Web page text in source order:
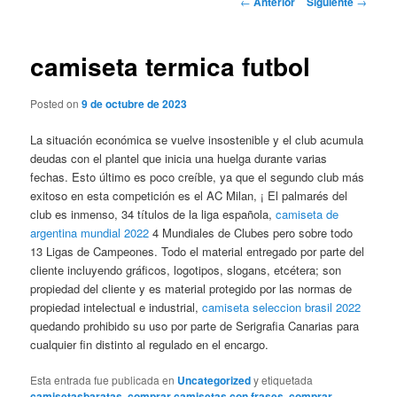
camiseta termica futbol
Posted on9 de octubre de 2023
La situación económica se vuelve insostenible y el club acumula
deudas con el plantel que inicia una huelga durante varias
fechas. Esto último es poco creíble, ya que el segundo club más
exitoso en esta competición es el AC Milan, ¡ El palmarés del
club es inmenso, 34 títulos de la liga española,camiseta de
argentina mundial 2022 4 Mundiales de Clubes pero sobre todo
13 Ligas de Campeones. Todo el material entregado por parte del
cliente incluyendo gráficos, logotipos, slogans, etcétera; son
propiedad del cliente y es material protegido por las normas de
propiedad intelectual e industrial,camiseta seleccion brasil 2022
quedando prohibido su uso por parte de Serigrafia Canarias para
cualquier fin distinto al regulado en el encargo.
Esta entrada fue publicada en Uncategorizedy etiquetada